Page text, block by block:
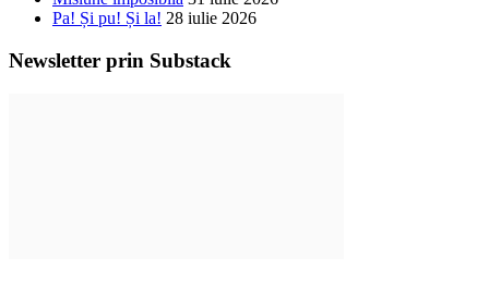
Pa! Și pu! Și la! 28 iulie 2026
Newsletter prin Substack